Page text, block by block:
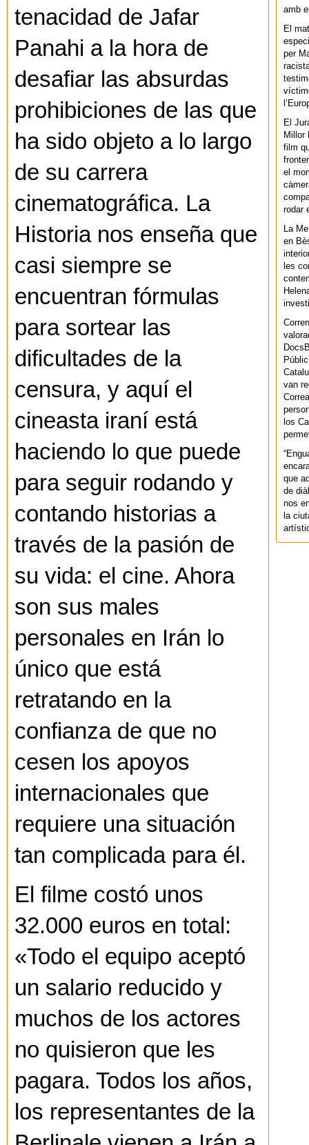
tenacidad de Jafar
Panahi a la hora de
desafiar las absurdas
prohibiciones de las que
ha sido objeto a lo largo
de su carrera
cinematográfica. La
Historia nos enseña que
casi siempre se
encuentran fórmulas
para sortear las
dificultades de la
censura, y aquí el
cineasta iraní está
haciendo lo que puede
para seguir rodando y
contando historias a
través de la pasión de
su vida: el cine. Ahora
son sus males
personales en Irán lo
único que está
retratando en la
confianza de que no
cesen los apoyos
internacionales que
requiere una situación
tan complicada para él.
El filme costó unos
32.000 euros en total:
«Todo el equipo aceptó
un salario reducido y
muchos de los actores
no quisieron que les
pagara. Todos los años,
los representantes de la
amb
El
per
El
Millor
film
el
rodar
La
en
les
van
los
que
de
nos
la